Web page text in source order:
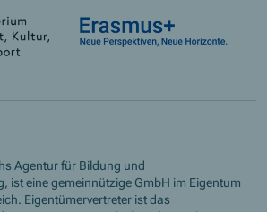
Agentur für Bildung und
ist eine gemeinnützige GmbH im Eigentum
Eigentümervertreter ist das